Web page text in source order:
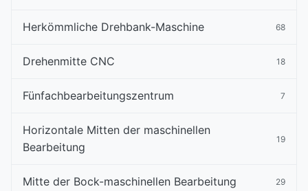
Herkömmliche Drehbank-Maschine 68
Drehenmitte CNC 18
Fünfachbearbeitungszentrum 7
Horizontale Mitten der maschinellen
Bearbeitung
19
Mitte der Bock-maschinellen Bearbeitung 29